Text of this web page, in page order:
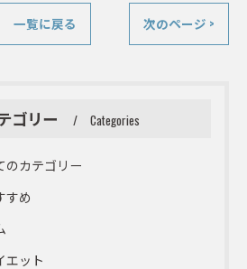
一覧に戻る 次のページ >
ゴリー Categories
のカテゴリー
すめ
エット